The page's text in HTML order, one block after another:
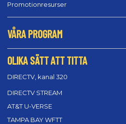
Promotionresurser
VÅRA PROGRAM
OLIKA SÄTT ATT TITTA
DIRECTV, kanal 320
DIRECTV STREAM
AT&T U-VERSE
TAMPA BAY WFTT